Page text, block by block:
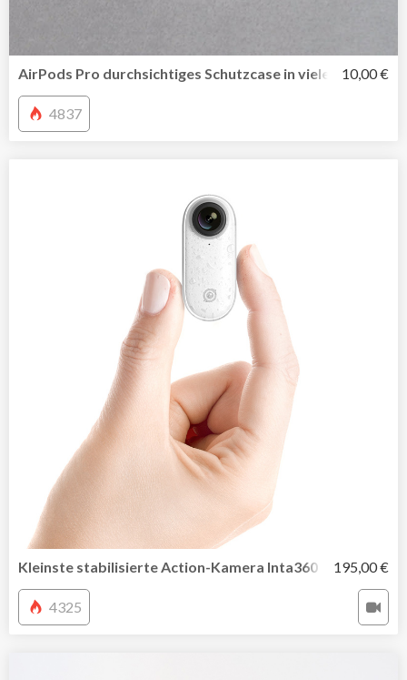
AirPods Pro durchsichtiges Schutzcase in vielen Farben
10,00 €
4837
Kleinste stabilisierte Action-Kamera Inta360 GO195,00 €
4325